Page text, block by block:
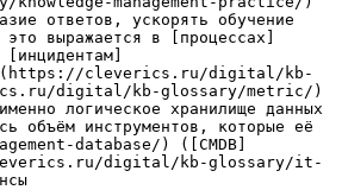
ответов, ускорять обучение
выражается в [процессах]
cleverics.ru/digital/kb-
digital/kb-glossary/metric/)
логическое хранилище данных
инструментов, которые её
database/) ([CMDB]
digital/kb-glossary/it-